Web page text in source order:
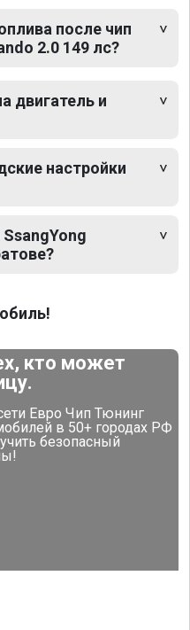
после чип
2.0 149 лс?
двигатель и
настройки
кто может
Евро Чип Тюнинг
в 50+ городах РФ
безопасный